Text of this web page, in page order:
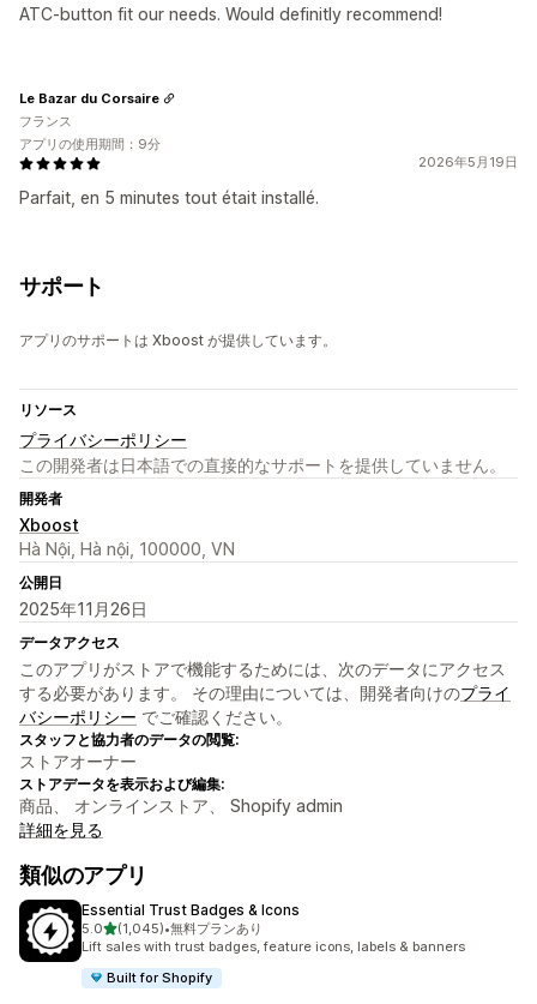
ATC-button fit our needs. Would definitly recommend!
2026年5月19日
Parfait, en 5 minutes tout était installé.
Le Bazar du Corsaire
フランス
アプリの使用期間：9分
サポート
アプリのサポートは Xboost が提供しています。
リソース
プライバシーポリシー
この開発者は日本語での直接的なサポートを提供していません。
開発者
Xboost
Hà Nội, Hà nội, 100000, VN
公開日
2025年11月26日
データアクセス
このアプリがストアで機能するためには、次のデータにアクセス
する必要があります。 その理由については、開発者向けのプライ
バシーポリシー でご確認ください。
スタッフと協力者のデータの閲覧:
ストアオーナー
ストアデータを表示および編集:
商品、 オンラインストア、 Shopify admin
詳細を見る
類似のアプリ
Essential Trust Badges & Icons
5.05つ星中
(1,045)
合計レビュー数：1045件
•無料プランあり
Lift sales with trust badges, feature icons, labels & banners
Built for Shopify